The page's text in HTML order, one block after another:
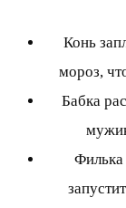
Конь
мороз,
Бабка
Филька